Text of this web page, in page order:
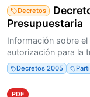
Decretos
Presupuestaria
Información sobre
autorización para la
Decretos 2005
PDF